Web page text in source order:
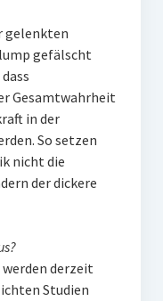
gelenkten
gefälscht
Gesamtwahrheit
in der
So setzen
nicht die
der dickere
derzeit
Studien